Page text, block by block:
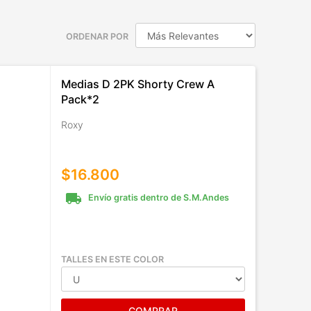
ORDENAR POR
Medias D 2PK Shorty Crew A
Pack*2
Roxy
$16.800
local_shipping Envío gratis dentro de S.M.Andes
TALLES EN ESTE COLOR